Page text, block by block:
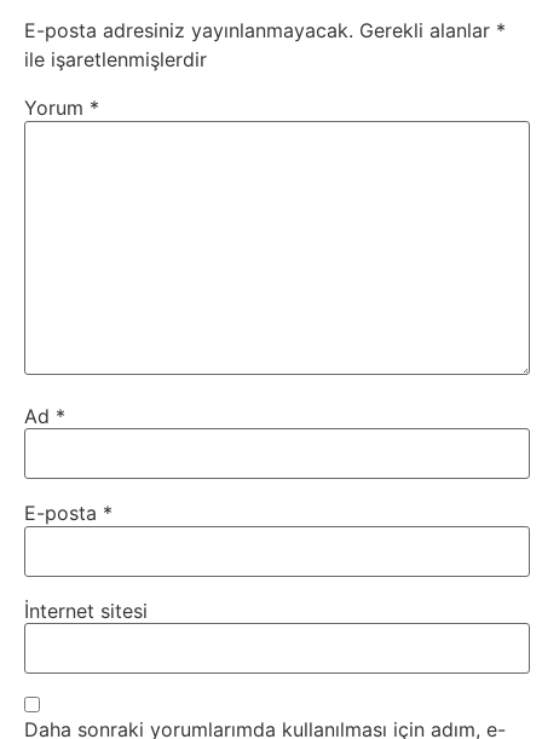
Youtube
E-posta adresiniz yayınlanmayacak. Gerekli alanlar *
ile işaretlenmişlerdir
Yorum *
Ad *
E-posta *
İnternet sitesi
Daha sonraki yorumlarımda kullanılması için adım, e-